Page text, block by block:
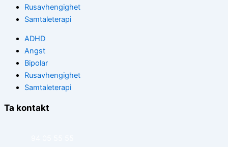
Rusavhengighet
Samtaleterapi
ADHD
Angst
Bipolar
Rusavhengighet
Samtaleterapi
Ta kontakt